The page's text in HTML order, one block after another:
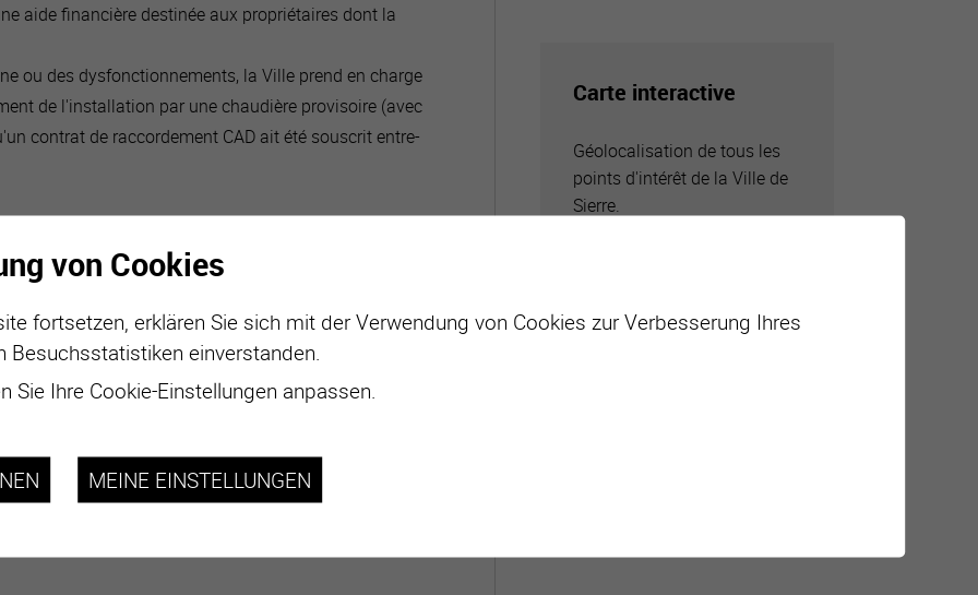
aide financière destinée aux propriétaires dont la
ou des dysfonctionnements, la Ville prend en charge
de l'installation par une chaudière provisoire (avec
contrat de raccordement CAD ait été souscrit entre-
facturation des travaux de réparation de la chaudière
le raccordement au CAD
complété
Carte interactive
Géolocalisation de tous les
points d'intérêt de la Ville de
Sierre.
von Cookies
fortsetzen, erklären Sie sich mit der Verwendung von Cookies zur Verbesserung Ihres
Besuchsstatistiken einverstanden.
Sie Ihre Cookie-Einstellungen anpassen.
MEINE EINSTELLUNGEN